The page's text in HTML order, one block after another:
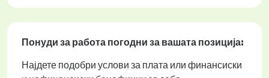
Понуди за работа погодни за вашата позиција:
Најдете подобри услови за плата или финансиски